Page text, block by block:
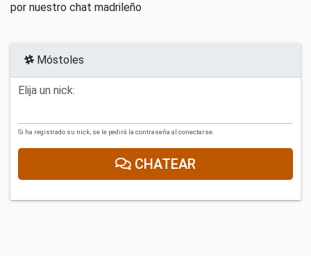
por nuestro chat madrileño
Móstoles
Elija un nick:
Si ha registrado su nick, se le pedirá la contraseña al conectarse.
CHATEAR